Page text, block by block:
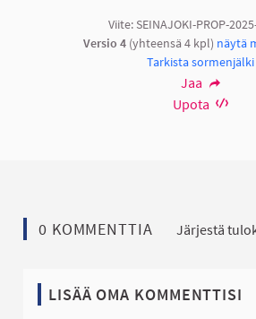
Viite: SEINAJOKI-PROP-
Versio 4(yhteensä 4 kpl) näytä
Tarkista sormenjälki
Jaa
Upota
0 KOMMENTTIA Järjestä
LISÄÄ OMA KOMMENTTISI